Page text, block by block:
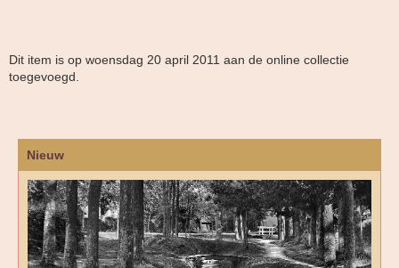
Dit item is op woensdag 20 april 2011 aan de online collectie
toegevoegd.
Nieuw